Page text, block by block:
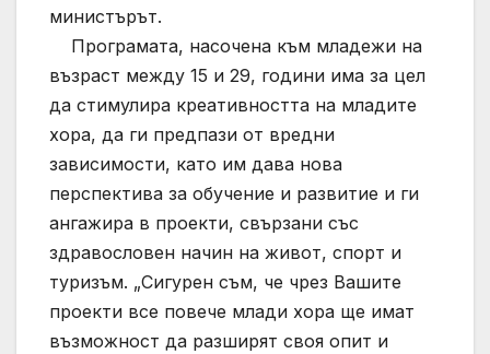
министърът.
Програмата, насочена към младежи на
възраст между 15 и 29, години има за цел
да стимулира креативността на младите
хора, да ги предпази от вредни
зависимости, като им дава нова
перспектива за обучение и развитие и ги
ангажира в проекти, свързани със
здравословен начин на живот, спорт и
туризъм. „Сигурен съм, че чрез Вашите
проекти все повече млади хора ще имат
възможност да разширят своя опит и